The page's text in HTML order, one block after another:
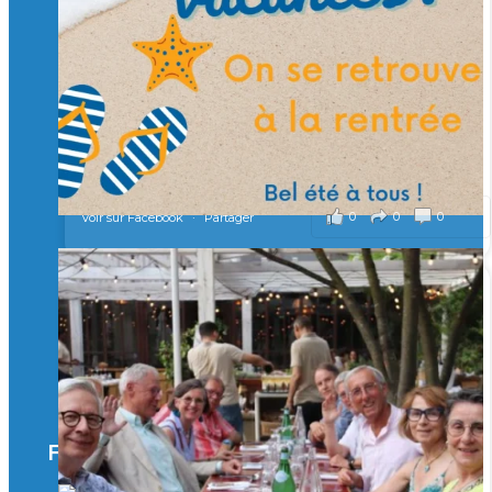
Merci à tous !
🎯 Taxe d’apprentissage 2026 : avec l'Isep, investissez pour
un numérique au service de l'humain !
À l’Isep, nous formons des ingénieurs, des bachelors, des
Mastères Spécialisés, qui allient excellence technologique et
valeurs humaines, au cœur de notre pro
...Voir plus
il y a 2 mois
0 0 0
Voir sur Facebook · Partager
🚀Afterwork à Genève 🚀
🥳 Le 22 avril dernier, 14 Alumni vivant / travaillant
en Suisse ont partagé un moment convivial de
retrouvailles et d'échanges !
Merci à tous pour votre présence et à Alexandre
CHEA pour l'organisation !
il y a 3 mois
Facebook